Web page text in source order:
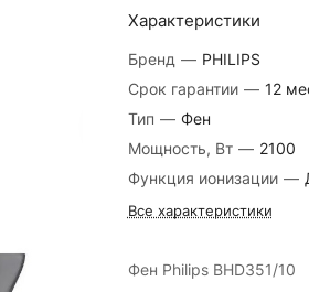
Характеристики
Бренд — PHILIPS
Срок гарантии — 12
Тип — Фен
Мощность, Вт — 2100
Функция ионизации —
Все характеристики
Фен Philips BHD351/10